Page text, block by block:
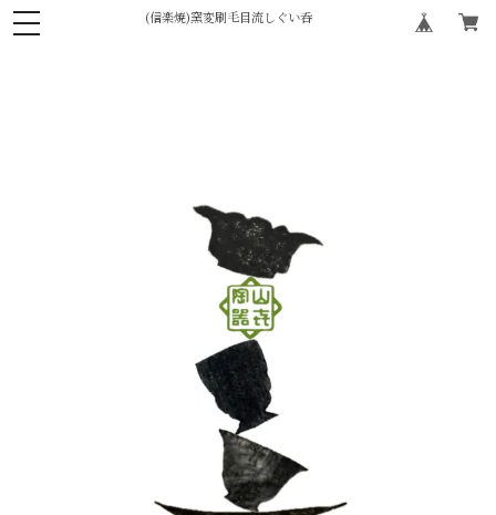
(信楽焼)窯変刷毛目流しぐい呑